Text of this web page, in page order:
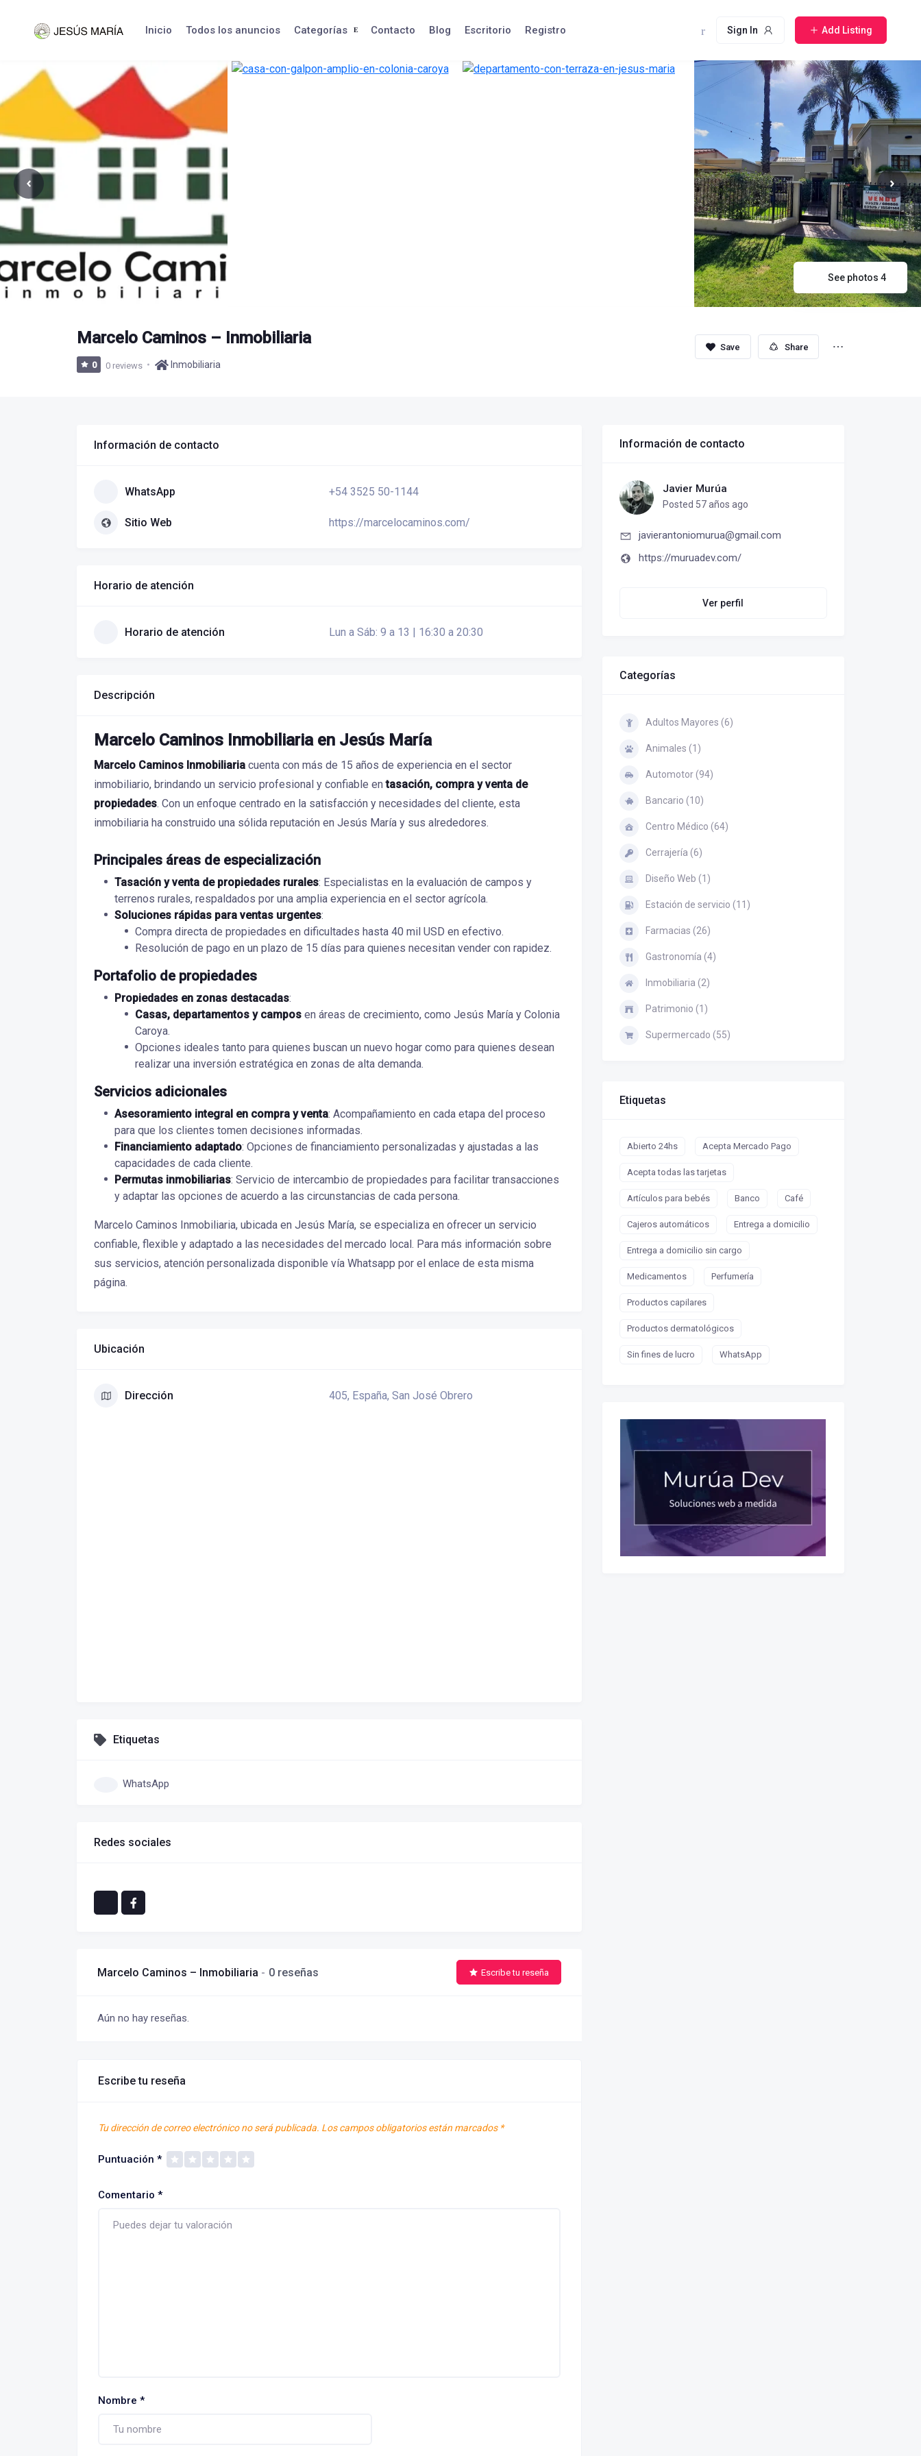
Inicio Todos los anuncios Categorías Contacto Blog Escritorio Registro Sign In Add Listing
See photos 4
Marcelo Caminos – Inmobiliaria
0 0 reviews Inmobiliaria
Share
Información de contacto
WhatsApp +54 3525 50-1144
Sitio Web https://marcelocaminos.com/
Horario de atención
Horario de atención Lun a Sáb: 9 a 13 | 16:30 a 20:30
Descripción
Marcelo Caminos Inmobiliaria en Jesús María
Marcelo Caminos Inmobiliaria cuenta con más de 15 años de experiencia en el sector
inmobiliario, brindando un servicio profesional y confiable entasación, compra y venta de
propiedades. Con un enfoque centrado en la satisfacción y necesidades del cliente, esta
inmobiliaria ha construido una sólida reputación en Jesús María y sus alrededores.
Principales áreas de especialización
Tasación y venta de propiedades rurales: Especialistas en la evaluación de campos y
terrenos rurales, respaldados por una amplia experiencia en el sector agrícola.
Soluciones rápidas para ventas urgentes:
Compra directa de propiedades en dificultades hasta 40 mil USD en efectivo.
Resolución de pago en un plazo de 15 días para quienes necesitan vender con rapidez.
Portafolio de propiedades
Propiedades en zonas destacadas:
Casas, departamentos y campos en áreas de crecimiento, como Jesús María y Colonia
Caroya.
Opciones ideales tanto para quienes buscan un nuevo hogar como para quienes desean
realizar una inversión estratégica en zonas de alta demanda.
Servicios adicionales
Asesoramiento integral en compra y venta: Acompañamiento en cada etapa del proceso
para que los clientes tomen decisiones informadas.
Financiamiento adaptado: Opciones de financiamiento personalizadas y ajustadas a las
capacidades de cada cliente.
Permutas inmobiliarias: Servicio de intercambio de propiedades para facilitar transacciones
y adaptar las opciones de acuerdo a las circunstancias de cada persona.
Marcelo Caminos Inmobiliaria, ubicada en Jesús María, se especializa en ofrecer un servicio
confiable, flexible y adaptado a las necesidades del mercado local. Para más información sobre
sus servicios, atención personalizada disponible vía Whatsapp por el enlace de esta misma
página.
Ubicación
Dirección 405, España, San José Obrero
Etiquetas
WhatsApp
Redes sociales
Marcelo Caminos – Inmobiliaria 0 reseñas Escribe tu reseña
Aún no hay reseñas.
Escribe tu reseña
Tu dirección de correo electrónico no será publicada. Los campos obligatorios están marcados *
Puntuación *
Comentario *
Nombre *
Información de contacto
Javier Murúa
Posted 57 años ago
javierantoniomurua@gmail.com
https://muruadev.com/
Ver perfil
Categorías
Adultos Mayores (6)
Animales (1)
Automotor (94)
Bancario (10)
Centro Médico (64)
Cerrajería (6)
Diseño Web (1)
Estación de servicio (11)
Farmacias (26)
Gastronomía (4)
Inmobiliaria (2)
Patrimonio (1)
Supermercado (55)
Etiquetas
Abierto 24hs Acepta Mercado Pago
Acepta todas las tarjetas
Artículos para bebés Banco Café
Cajeros automáticos Entrega a domicilio
Entrega a domicilio sin cargo
Medicamentos Perfumería
Productos capilares
Productos dermatológicos
Sin fines de lucro WhatsApp